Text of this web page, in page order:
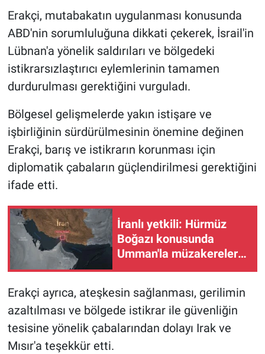
Erakçi, mutabakatın uygulanması konusunda
ABD'nin sorumluluğuna dikkati çekerek, İsrail'in
Lübnan'a yönelik saldırıları ve bölgedeki
istikrarsızlaştırıcı eylemlerinin tamamen
durdurulması gerektiğini vurguladı.
Bölgesel gelişmelerde yakın istişare ve
işbirliğinin sürdürülmesinin önemine değinen
Erakçi, barış ve istikrarın korunması için
diplomatik çabaların güçlendirilmesi gerektiğini
ifade etti.
İranlı yetkili: Hürmüz
Boğazı konusunda
Umman'la müzakereler
sonuçlanma aşamasında
Erakçi ayrıca, ateşkesin sağlanması, gerilimin
azaltılması ve bölgede istikrar ile güvenliğin
tesisine yönelik çabalarından dolayı Irak ve
Mısır'a teşekkür etti.